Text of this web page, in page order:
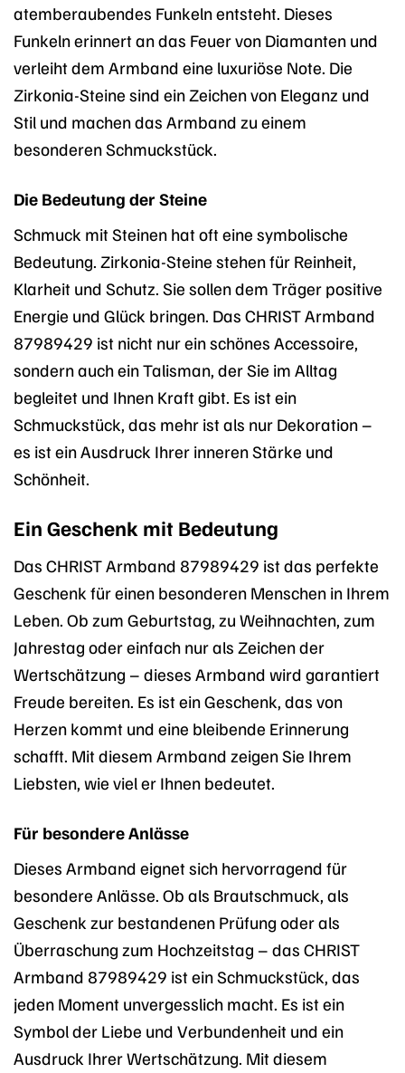
atemberaubendes Funkeln entsteht. Dieses
Funkeln erinnert an das Feuer von Diamanten und
verleiht dem Armband eine luxuriöse Note. Die
Zirkonia-Steine sind ein Zeichen von Eleganz und
Stil und machen das Armband zu einem
besonderen Schmuckstück.
Die Bedeutung der Steine
Schmuck mit Steinen hat oft eine symbolische
Bedeutung. Zirkonia-Steine stehen für Reinheit,
Klarheit und Schutz. Sie sollen dem Träger positive
Energie und Glück bringen. Das CHRIST Armband
87989429 ist nicht nur ein schönes Accessoire,
sondern auch ein Talisman, der Sie im Alltag
begleitet und Ihnen Kraft gibt. Es ist ein
Schmuckstück, das mehr ist als nur Dekoration –
es ist ein Ausdruck Ihrer inneren Stärke und
Schönheit.
Ein Geschenk mit Bedeutung
Das CHRIST Armband 87989429 ist das perfekte
Geschenk für einen besonderen Menschen in Ihrem
Leben. Ob zum Geburtstag, zu Weihnachten, zum
Jahrestag oder einfach nur als Zeichen der
Wertschätzung – dieses Armband wird garantiert
Freude bereiten. Es ist ein Geschenk, das von
Herzen kommt und eine bleibende Erinnerung
schafft. Mit diesem Armband zeigen Sie Ihrem
Liebsten, wie viel er Ihnen bedeutet.
Für besondere Anlässe
Dieses Armband eignet sich hervorragend für
besondere Anlässe. Ob als Brautschmuck, als
Geschenk zur bestandenen Prüfung oder als
Überraschung zum Hochzeitstag – das CHRIST
Armband 87989429 ist ein Schmuckstück, das
jeden Moment unvergesslich macht. Es ist ein
Symbol der Liebe und Verbundenheit und ein
Ausdruck Ihrer Wertschätzung. Mit diesem